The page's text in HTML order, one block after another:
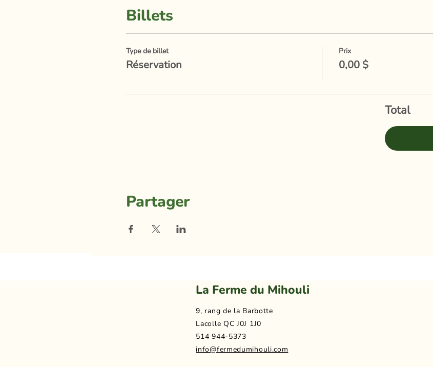
Billets
Type de billet
Réservation
Prix
0,00 $
Total
Partager
La Ferme du Mihouli
9, rang de la Barbotte
Lacolle QC J0J 1J0
514 944-5373
info@fermedumihouli.com